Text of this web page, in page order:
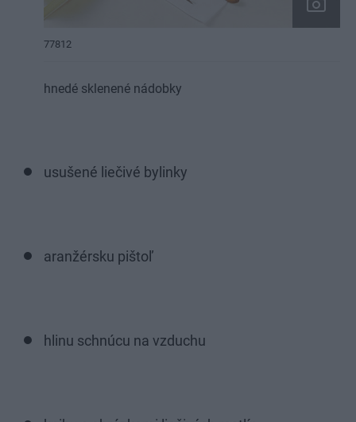
77812
hnedé sklenené nádobky
usušené liečivé bylinky
aranžérsku pištoľ
hlinu schnúcu na vzduchu